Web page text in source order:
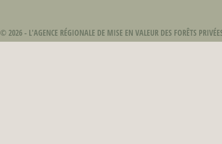
© 2026 - L'AGENCE RÉGIONALE DE MISE EN VALEUR DES FORÊTS